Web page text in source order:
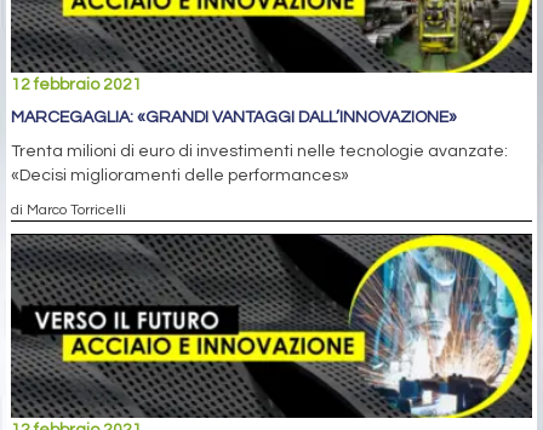
12 febbraio 2021
MARCEGAGLIA: «GRANDI VANTAGGI DALL’INNOVAZIONE»
Trenta milioni di euro di investimenti nelle tecnologie avanzate:
«Decisi miglioramenti delle performances»
di Marco Torricelli